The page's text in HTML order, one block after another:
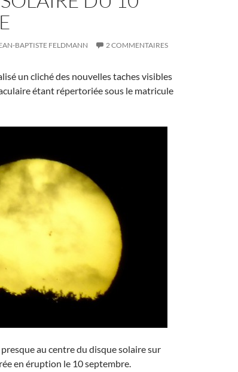
BAPTISTE FELDMANN 2 COMMENTAIRES
un cliché des nouvelles taches visibles
étant répertoriée sous le matricule
au centre du disque solaire sur
en éruption le 10 septembre.